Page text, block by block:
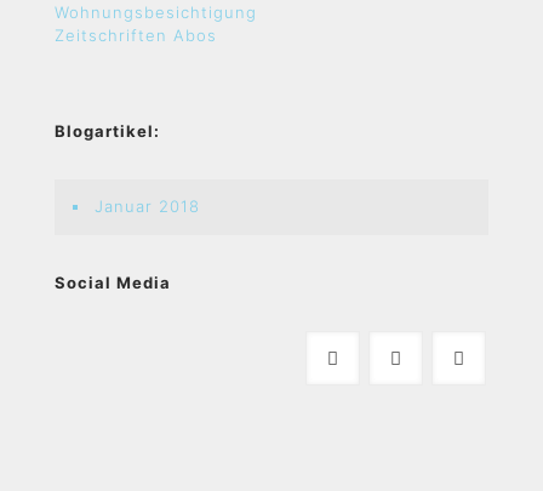
Wohnungsbesichtigung
Zeitschriften Abos
Blogartikel:
Januar 2018
Social Media